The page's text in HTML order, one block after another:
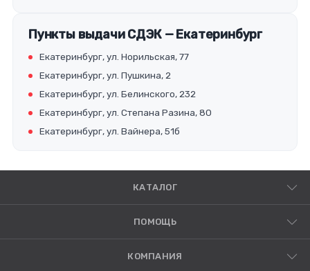
Пункты выдачи СДЭК — Екатеринбург
Екатеринбург, ул. Норильская, 77
Екатеринбург, ул. Пушкина, 2
Екатеринбург, ул. Белинского, 232
Екатеринбург, ул. Степана Разина, 80
Екатеринбург, ул. Вайнера, 51б
КАТАЛОГ
ПОМОЩЬ
КОМПАНИЯ